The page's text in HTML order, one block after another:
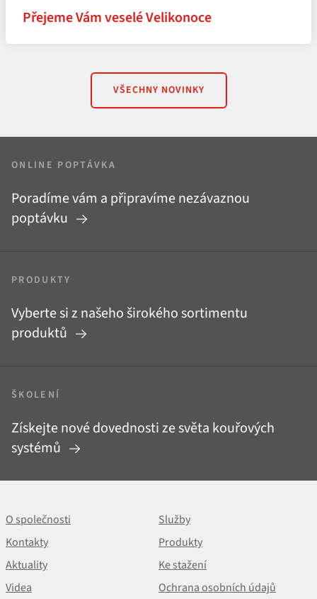
Přejeme Vám veselé Velikonoce
VŠECHNY NOVINKY
ONLINE POPTÁVKA
Poradíme vám a připravíme nezávaznou
poptávku
PRODUKTY
Vyberte si z našeho širokého sortimentu
produktů
ŠKOLENÍ
Získejte nové dovednosti ze světa kouřových
systémů
O společnosti
Služby
Kontakty
Produkty
Aktuality
Ke stažení
Videa
Ochrana osobních údajů